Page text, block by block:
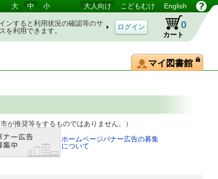
大 中 小 大人向け こどもむけ English
ンすると利用状況の確認等のサ
を利用できます。
カート
0
マイ図書館
るものではありません。）
ホームページバナー広告の募集
について